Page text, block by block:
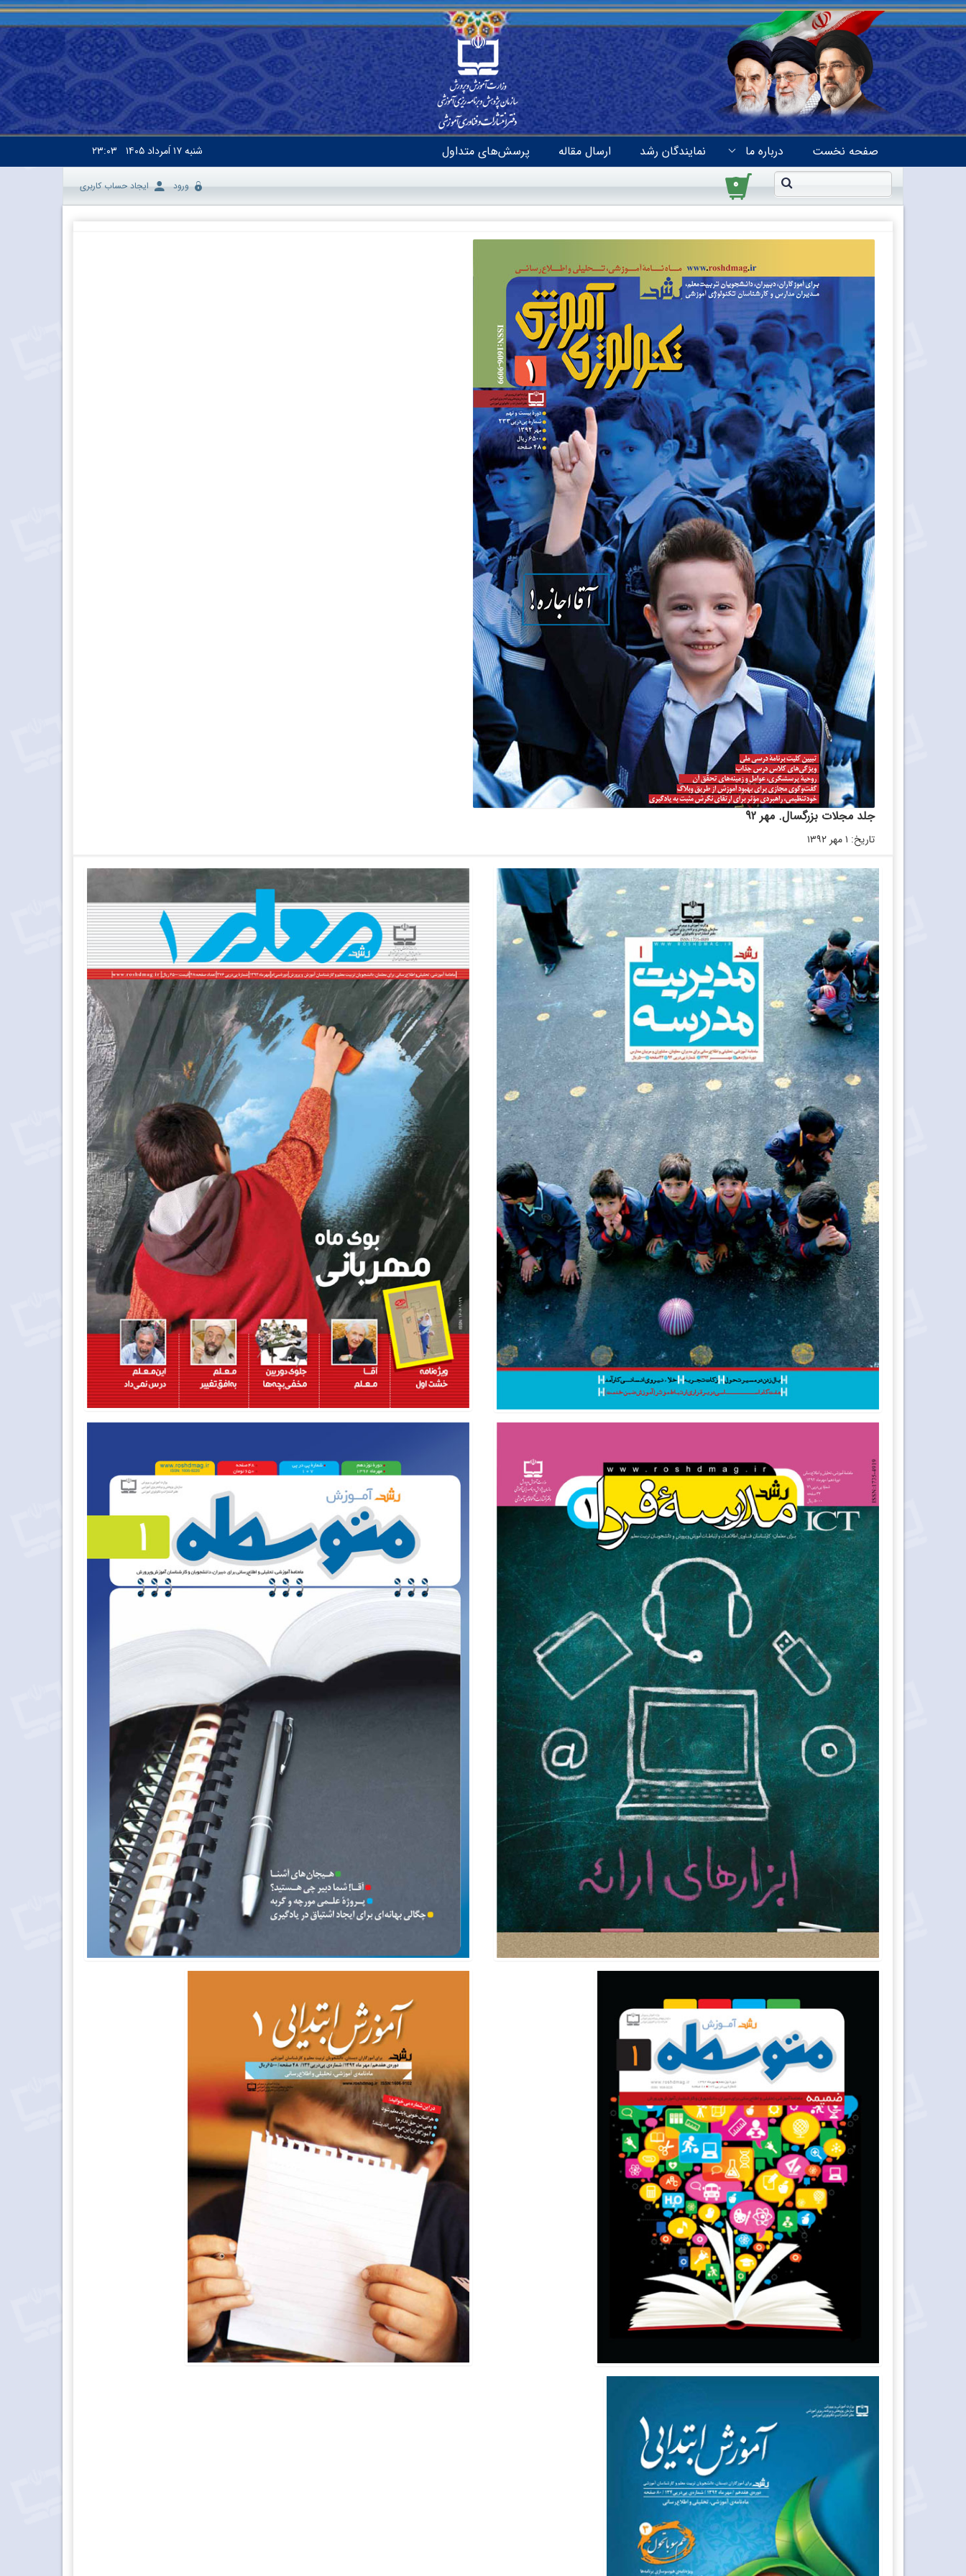
صفحه نخست درباره ما نمایندگان رشد ارسال مقاله پرسش‌های متداول شنبه۱۷ اَمرداد ۱۴۰۵ ۲۳:۰۳
۰ ورود ایجاد حساب کاربری
جلد مجلات بزرگسال. مهر 92
تاریخ: ۱ مهر ۱۳۹۲